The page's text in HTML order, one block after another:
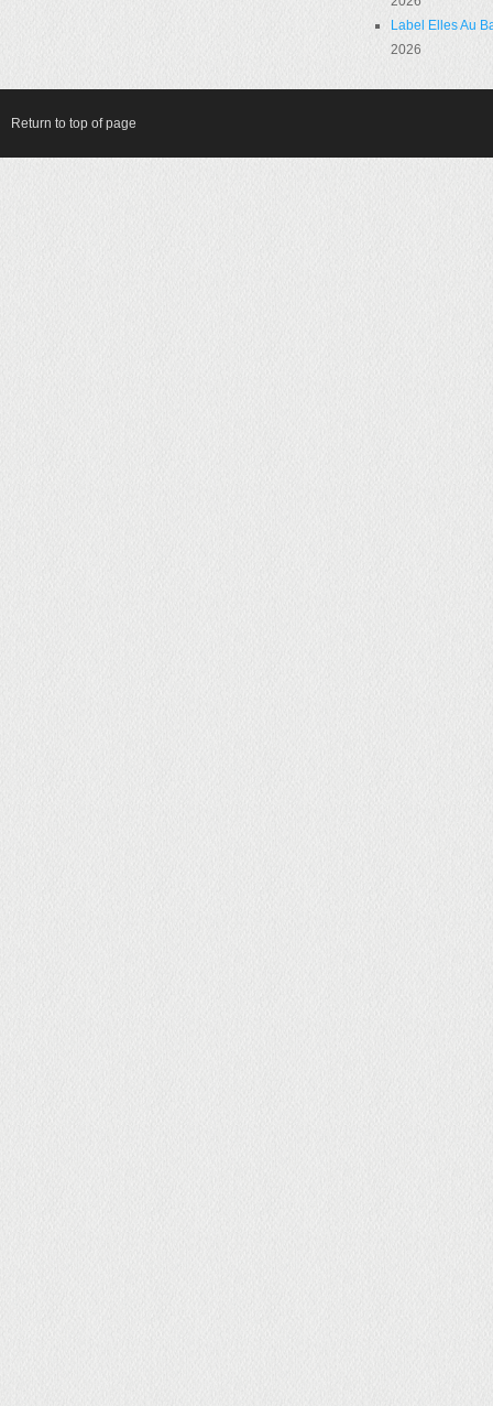
Label Elles Au
2026
Return to top of page